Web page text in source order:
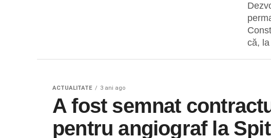
că,
ACTUALITATE 3 ani ago
A fost semnat
pentru angiograf la